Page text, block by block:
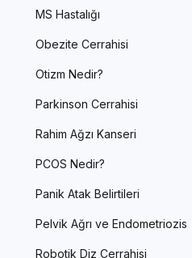
MS Hastalığı
Obezite Cerrahisi
Otizm Nedir?
Parkinson Cerrahisi
Rahim Ağzı Kanseri
PCOS Nedir?
Panik Atak Belirtileri
Pelvik Ağrı ve Endometriozis
Robotik Diz Cerrahisi